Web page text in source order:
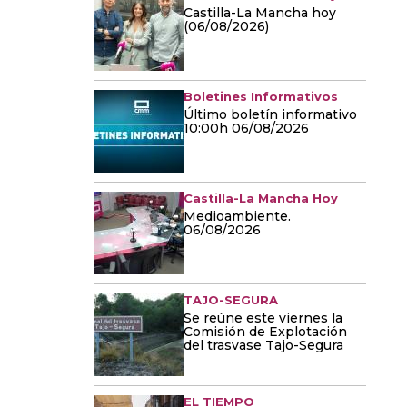
Castilla-La Mancha hoy
(06/08/2026)
Boletines Informativos
Último boletín informativo
10:00h 06/08/2026
Castilla-La Mancha Hoy
Medioambiente.
06/08/2026
TAJO-SEGURA
Se reúne este viernes la
Comisión de Explotación
del trasvase Tajo-Segura
EL TIEMPO